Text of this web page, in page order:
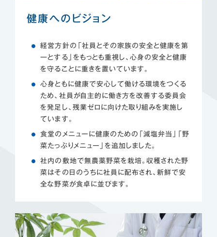
健康へのビジョン
経営方針の「社員とその家族の安全と健康を第
一とする」をもっとも重視し、心身の安全と健康
を守ることに重きを置いています。
心身ともに健康で安心して働ける環境をつくる
ため、社員が自主的に働き方を改善する委員会
を発足し、残業ゼロに向けた取り組みを実施し
ています。
食堂のメニューに健康のための「減塩弁当」「野
菜たっぷりメニュー」を追加しました。
社内の敷地で無農薬野菜を栽培。収穫された野
菜はその日のうちに社員に配布され、新鮮で安
全な野菜が食卓に並びます。